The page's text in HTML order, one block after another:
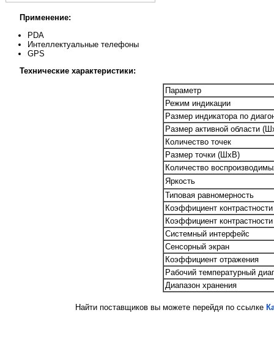
Применение:
PDA
Интеллектуальные телефоны
GPS
Технические характеристики:
Параметр
Режим индикации
Размер индикатора по
Размер активной области
Количество точек
Размер точки (ШxВ)
Количество
Яркость
Типовая равномерность
Коэффициент
Коэффициент
Системный интерфейс
Сенсорный экран
Коэффициент отражения
Рабочий температурный
Диапазон хранения
Найти поставщиков вы можете перейдя по ссылке